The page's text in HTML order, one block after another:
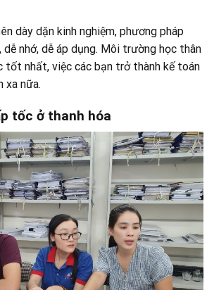
dày dặn kinh nghiệm, phương pháp
dễ nhớ, dễ áp dụng. Môi trường học thân
tốt nhất, việc các bạn trở thành kế toán
xa nữa.
tốc ở thanh hóa